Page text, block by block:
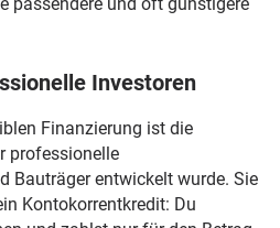
passendere und oft günstigere
Investoren
Finanzierung ist die
professionelle
Bauträger entwickelt wurde. Sie
Kontokorrentkredit: Du